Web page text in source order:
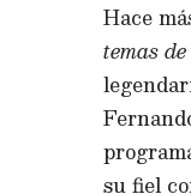
Hace
temas
su fiel